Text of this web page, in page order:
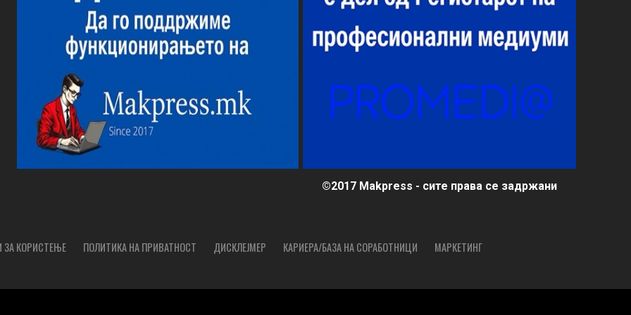
©2017 Makpress - сите права се задржани
ЗА КОРИСТЕЊЕ ПОЛИТИКА НА ПРИВАТНОСТ ДИСКЛЕЈМЕР КАРИЕРА/БАЗА НА СОРАБОТНИЦИ МАРКЕТИНГ